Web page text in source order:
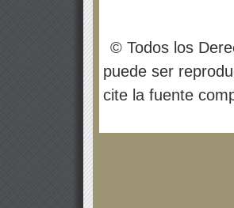
© Todos los
puede ser
cite la fuente